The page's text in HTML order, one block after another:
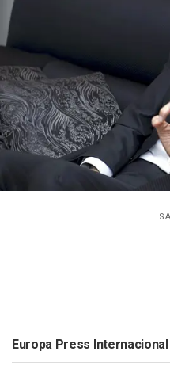
Europa Press Internacional